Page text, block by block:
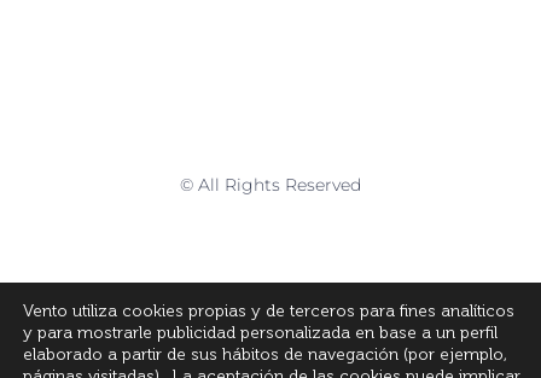
© All Rights Reserved
Vento utiliza cookies propias y de terceros para fines analíticos
y para mostrarle publicidad personalizada en base a un perfil
elaborado a partir de sus hábitos de navegación (por ejemplo,